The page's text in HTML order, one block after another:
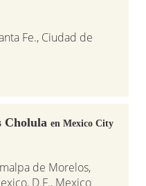
Fe., Ciudad de
Cholula en Mexico City
de Morelos,
D.F., Mexico